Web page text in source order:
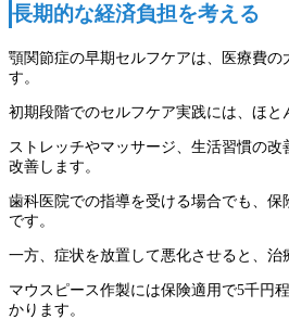
長期的な経済負担を考える
顎関節症の早期セルフケアは、医療費の
す。
初期段階でのセルフケア実践には、ほと
ストレッチやマッサージ、生活習慣の
改善します。
歯科医院での指導を受ける場合でも、保
です。
一方、症状を放置して悪化させると、治
マウスピース作製には保険適用で5千円
かります。